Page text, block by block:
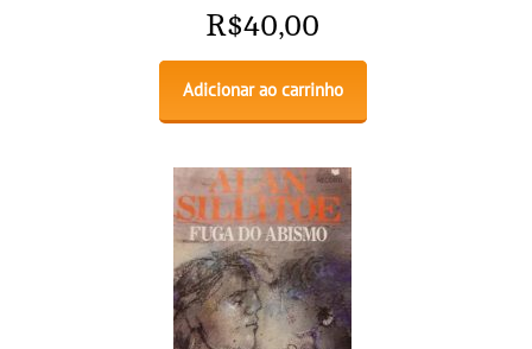
R$40,00
Adicionar ao carrinho